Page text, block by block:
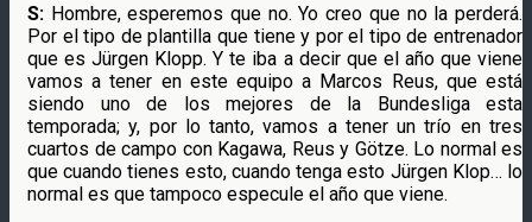
S: Hombre, esperemos que no. Yo creo que no la perderá.
Por el tipo de plantilla que tiene y por el tipo de entrenador
que es Jürgen Klopp. Y te iba a decir que el año que viene
vamos a tener en este equipo a Marcos Reus, que está
siendo uno de los mejores de la Bundesliga esta
temporada; y, por lo tanto, vamos a tener un trío en tres
cuartos de campo con Kagawa, Reus y Götze. Lo normal es
que cuando tienes esto, cuando tenga esto Jürgen Klop… lo
normal es que tampoco especule el año que viene.